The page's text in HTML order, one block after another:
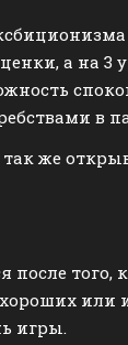
а на 3
в
же
после того,
или
игры.